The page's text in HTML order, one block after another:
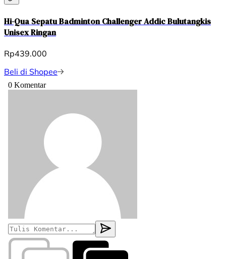
Hi-Qua Sepatu Badminton Challenger Addic Bulutangkis
Unisex Ringan
Rp439.000
Beli di Shopee